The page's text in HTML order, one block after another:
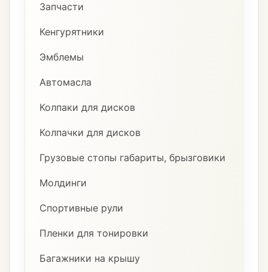
Запчасти
Кенгурятники
Эмблемы
Автомасла
Колпаки для дисков
Колпачки для дисков
Грузовые стопы габариты, брызговики
Молдинги
Спортивные рули
Пленки для тонировки
Багажники на крышу